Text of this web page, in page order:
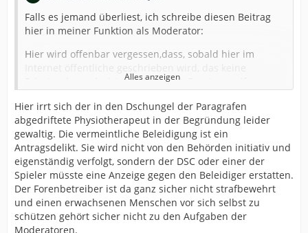
Beiträge) folgt, heute stark zu ertragen.
Falls es jemand überliest, ich schreibe diesen Beitrag
hier in meiner Funktion als Moderator:
Hier wird offenbar vergessen,dass, sobald hier im
Privatsache mehr ist, sondern hier Gesetze greifen.
Und nicht nur ich persönlich würde Begriffe wie "
Gurkentruppe" und "'Trümmerhaufen", wenn sie
jemand gegenüber meiner Firma oder den Angestellten
äußern würde als "herabwürdigend und ehrverletzend"
ansehen, sondern auch der Gesetzgeber kann dies tun.
Entweder als " Beleidigung ( Paragraph 185 STGB) oder
als" üble Nachrede "( Paragraph 186). Das kann im
schlechtesten Fall eine Geld oder sogar Freiheitsstrafe
nach sich ziehen.
Alles anzeigen
Hier irrt sich der in den Dschungel der Paragrafen
abgedriftete Physiotherapeut in der Begründung leider
gewaltig. Die vermeintliche Beleidigung ist ein
Antragsdelikt. Sie wird nicht von den Behörden initiativ und
eigenständig verfolgt, sondern der DSC oder einer der
Spieler müsste eine Anzeige gegen den Beleidiger erstatten.
Der Forenbetreiber ist da ganz sicher nicht strafbewehrt
und einen erwachsenen Menschen vor sich selbst zu
schützen gehört sicher nicht zu den Aufgaben der
Moderatoren.